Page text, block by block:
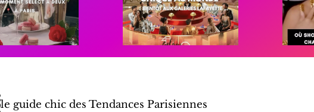
le guide chic des Tendances Parisiennes